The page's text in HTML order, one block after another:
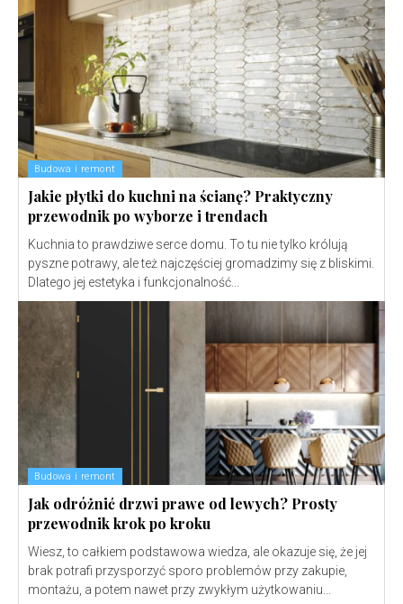
Budowa i remont
Jakie płytki do kuchni na ścianę? Praktyczny
przewodnik po wyborze i trendach
Kuchnia to prawdziwe serce domu. To tu nie tylko królują
pyszne potrawy, ale też najczęściej gromadzimy się z bliskimi.
Dlatego jej estetyka i funkcjonalność...
Budowa i remont
Jak odróżnić drzwi prawe od lewych? Prosty
przewodnik krok po kroku
Wiesz, to całkiem podstawowa wiedza, ale okazuje się, że jej
brak potrafi przysporzyć sporo problemów przy zakupie,
montażu, a potem nawet przy zwykłym użytkowaniu...